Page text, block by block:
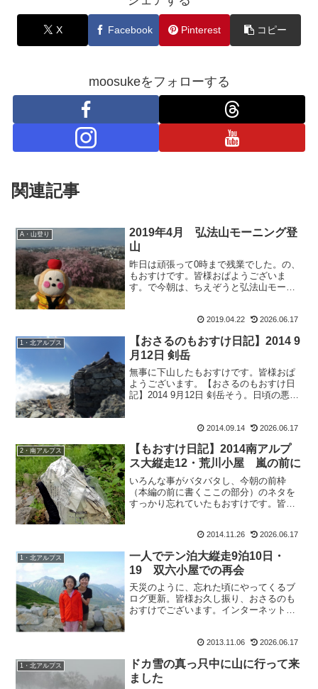
X Facebook Pinterest コピー
moosukeをフォローする
関連記事
A・山登り
2019年4月 弘法山モーニング登
山
昨日は頑張って0時まで残業でした。の、
もおすけです。皆様おぱようございま
す。で今朝は、ちえぞうと弘法山モーニ
です。でしょでしょ。サンドイッチ食べ
2019.04.22 2026.06.17
1・北アルプス
【おさるのもおすけ日記】2014 9
月12日 剣岳
無事に下山したもおすけです。皆様おぱ
ようございます。【おさるのもおすけ日
記】2014 9月12日 剣岳そう。日頃の悪行
んな人から声を掛けられ、お恥ずかしい
限り。でもお蔭...
2014.09.14 2026.06.17
2・南アルプス
【もおすけ日記】2014南アルプ
ス大縦走12・荒川小屋 嵐の前に
いろんな事がバタバタし、今朝の前枠
（本編の前に書くここの部分）のネタを
すっかり忘れていたもおすけです。皆
2014.11.26 2026.06.17
1・北アルプス
一人でテン泊大縦走9泊10日・
19 双六小屋での再会
天災のように、忘れた頃にやってくるブ
ログ更新。皆様お久し振り、おさるのも
おすけでございます。インターネットを
こっているとか。これによって電磁波や
放射能が地球に降り注いで、...
2013.11.06 2026.06.17
1・北アルプス
ドカ雪の真っ只中に山に行って来
ました